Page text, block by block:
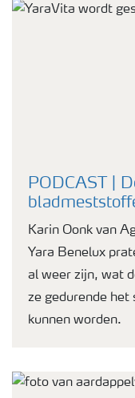
PODCAST |
Karin Oonk van
Yara Benelux
al weer zijn, wat
ze gedurende het
kunnen worden.